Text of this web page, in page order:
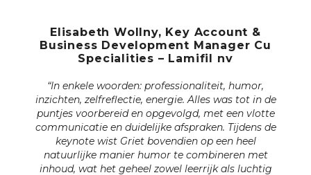
Elisabeth Wollny, Key Account &
Business Development Manager Cu
Specialities – Lamifil nv
“In enkele woorden: professionaliteit, humor,
inzichten, zelfreflectie, energie.Alles was tot in de
puntjes voorbereid en opgevolgd, met een vlotte
communicatie en duidelijke afspraken. Tijdens de
keynote wist Griet bovendien op een heel
natuurlijke manier humor te combineren met
inhoud, wat het geheel zowel leerrijk als luchtig